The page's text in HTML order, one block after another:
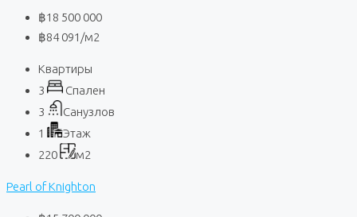
฿18 500 000
฿84 091 /м2
Квартиры
3
Спален
3
Санузлов
1
Этаж
220
м2
Pearl of Knighton